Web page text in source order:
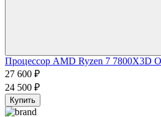
Процессор AMD Ryzen 7 7800X3D
27 600 ₽
24 500 ₽
Купить